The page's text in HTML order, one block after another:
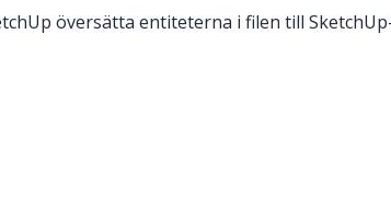
översätta entiteterna i filen till